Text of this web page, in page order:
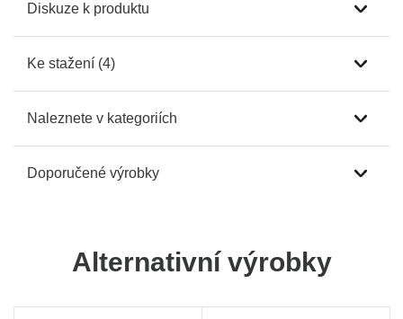
Diskuze k produktu
Ke stažení (4)
Naleznete v kategoriích
Doporučené výrobky
Alternativní výrobky